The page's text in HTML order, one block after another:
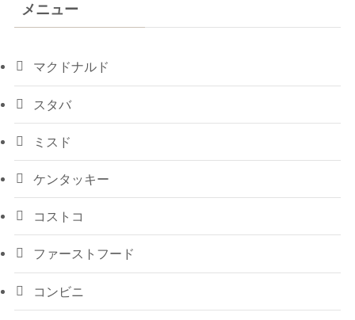
メニュー
マクドナルド
スタバ
ミスド
ケンタッキー
コストコ
ファーストフード
コンビニ